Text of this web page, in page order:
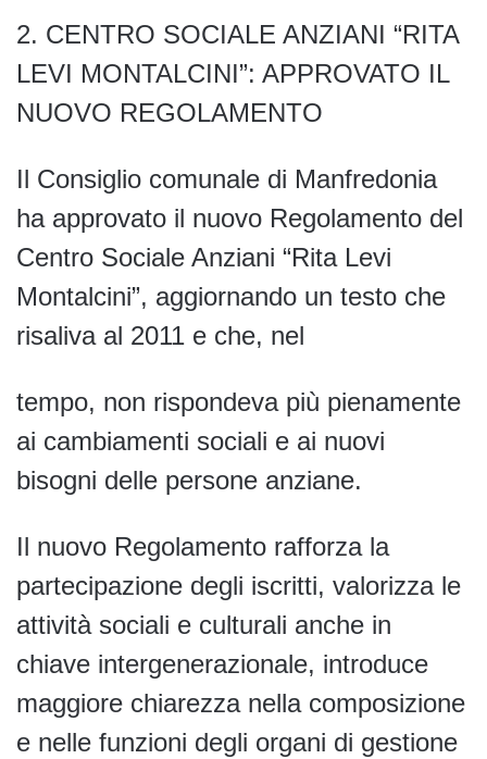
2.⁠ ⁠CENTRO SOCIALE ANZIANI “RITA
LEVI MONTALCINI”: APPROVATO IL
NUOVO REGOLAMENTO
Il Consiglio comunale di Manfredonia
ha approvato il nuovo Regolamento del
Centro Sociale Anziani “Rita Levi
Montalcini”, aggiornando un testo che
risaliva al 2011 e che, nel
tempo, non rispondeva più pienamente
ai cambiamenti sociali e ai nuovi
bisogni delle persone anziane.
Il nuovo Regolamento rafforza la
partecipazione degli iscritti, valorizza le
attività sociali e culturali anche in
chiave intergenerazionale, introduce
maggiore chiarezza nella composizione
e nelle funzioni degli organi di gestione